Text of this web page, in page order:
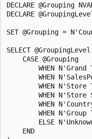
DECLARE @Grouping
DECLARE
SET @Grouping =
SELECT
    CASE @Grouping
WHEN N'Grand
WHEN
WHEN N'Store
WHEN N'Store
WHEN
WHEN N'Group
ELSE
    END